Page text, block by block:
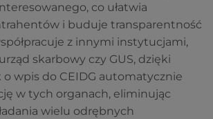
co ułatwia
i buduje transparentność
z innymi instytucjami,
skarbowy czy GUS, dzięki
wpis do CEIDG automatycznie
w tych organach, eliminując
wielu odrębnych